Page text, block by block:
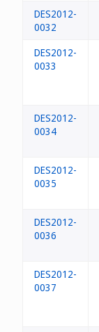
DES2012-
0032
DES2012-
0033
DES2012-
0034
DES2012-
0035
DES2012-
0036
DES2012-
0037